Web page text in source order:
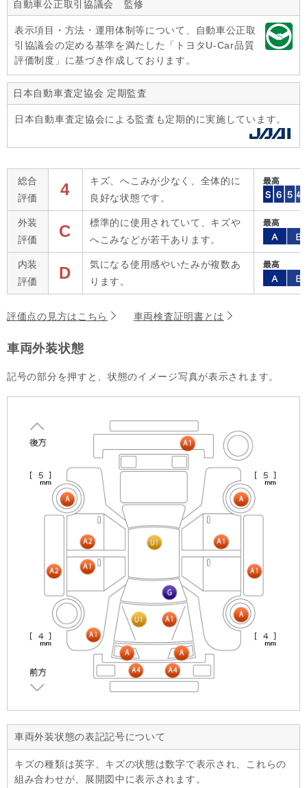
自動車公正取引協議会 監修
表示項目・方法・運用体制等について、自動車公正取
引協議会の定める基準を満たした「トヨタU-Car品質
評価制度」に基づき作成しております。
日本自動車査定協会 定期監査
日本自動車査定協会による監査も定期的に実施しています。
総合
評価
4
キズ、へこみが少なく、全体的に
良好な状態です。
外装
評価
C
標準的に使用されていて、キズや
へこみなどが若干あります。
内装
評価
D
気になる使用感やいたみが複数あ
ります。
評価点の見方はこちら 車両検査証明書とは
車両外装状態
記号の部分を押すと、状態のイメージ写真が表示されます。
車両外装状態の表記記号について
キズの種類は英字、キズの状態は数字で表示され、これらの
組み合わせが、展開図中に表示されます。